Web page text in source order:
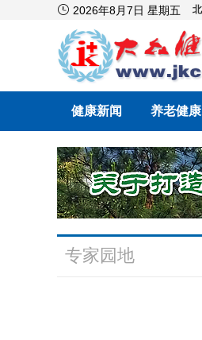
 2026年8月7日 星期五
健康新闻 养老健康
专家园地